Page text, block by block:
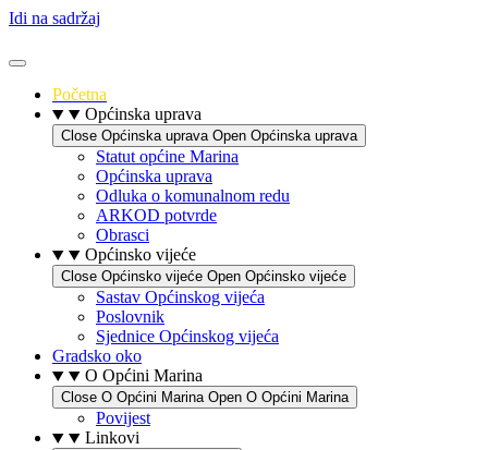
Idi na sadržaj
Početna
Općinska uprava
Close Općinska uprava Open Općinska uprava
Statut općine Marina
Općinska uprava
Odluka o komunalnom redu
ARKOD potvrde
Obrasci
Općinsko vijeće
Close Općinsko vijeće Open Općinsko vijeće
Sastav Općinskog vijeća
Poslovnik
Sjednice Općinskog vijeća
Gradsko oko
O Općini Marina
Close O Općini Marina Open O Općini Marina
Povijest
Linkovi